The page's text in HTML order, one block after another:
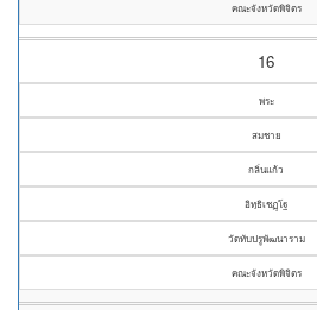
คณะจังหวัดพิจิตร
16
พระ
สมชาย
กลิ่นแก้ว
อิทฺธิเชฏฺโฐ
วัดทับปรูพัฒนาราม
คณะจังหวัดพิจิตร